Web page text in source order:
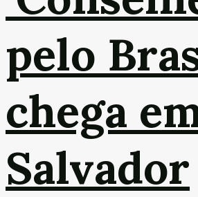
pelo
chega
Salvador